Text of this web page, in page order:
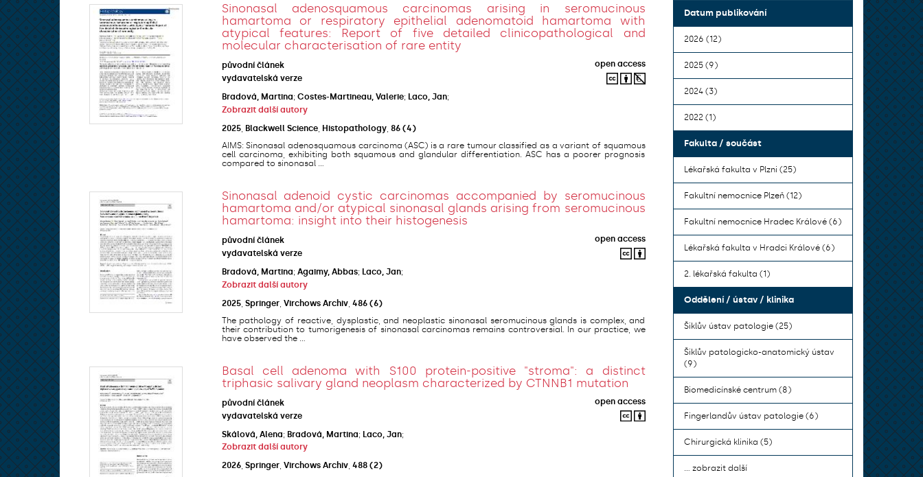
Sinonasal adenosquamous carcinomas arising in seromucinous
hamartoma or respiratory epithelial adenomatoid hamartoma with
atypical features: Report of five detailed clinicopathological and
molecular characterisation of rare entity
původní článek
open access
vydavatelská verze
Bradová, Martina; Costes-Martineau, Valerie; Laco, Jan;
Zobrazit další autory
2025, Blackwell Science, Histopathology, 86 (4)
AIMS: Sinonasal adenosquamous carcinoma (ASC) is a rare tumour classified as a variant of squamous
cell carcinoma, exhibiting both squamous and glandular differentiation. ASC has a poorer prognosis
compared to sinonasal ...
Sinonasal adenoid cystic carcinomas accompanied by seromucinous
hamartoma and/or atypical sinonasal glands arising from seromucinous
hamartoma: insight into their histogenesis
původní článek
open access
vydavatelská verze
Bradová, Martina; Agaimy, Abbas; Laco, Jan;
Zobrazit další autory
2025, Springer, Virchows Archiv, 486 (6)
The pathology of reactive, dysplastic, and neoplastic sinonasal seromucinous glands is complex, and
their contribution to tumorigenesis of sinonasal carcinomas remains controversial. In our practice, we
have observed the ...
Basal cell adenoma with S100 protein-positive "stroma": a distinct
triphasic salivary gland neoplasm characterized by CTNNB1 mutation
původní článek
open access
vydavatelská verze
Skálová, Alena; Bradová, Martina; Laco, Jan;
Zobrazit další autory
2026, Springer, Virchows Archiv, 488 (2)
Datum publikování
2026 (12)
2025 (9)
2024 (3)
2022 (1)
Fakulta / součást
Lékařská fakulta v Plzni (25)
Fakultní nemocnice Plzeň (12)
Fakultní nemocnice Hradec Králové (6)
Lékařská fakulta v Hradci Králové (6)
2. lékařská fakulta (1)
Oddělení / ústav / klinika
Šiklův ústav patologie (25)
Šiklův patologicko-anatomický ústav
(9)
Biomedicínské centrum (8)
Fingerlandův ústav patologie (6)
Chirurgická klinika (5)
... zobrazit další